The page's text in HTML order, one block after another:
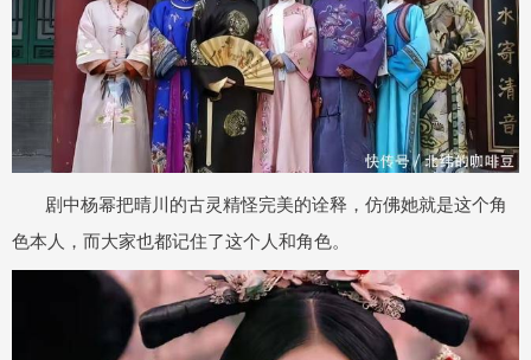
剧中杨幂把晴川的古灵精怪完美的诠释，仿佛她就是这个角
色本人，而大家也都记住了这个人和角色。